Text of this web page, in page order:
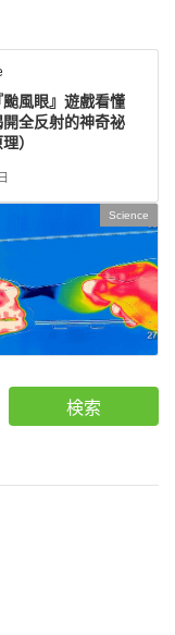
風眼』遊戲看懂
全反射的神奇祕
）
Science
検索